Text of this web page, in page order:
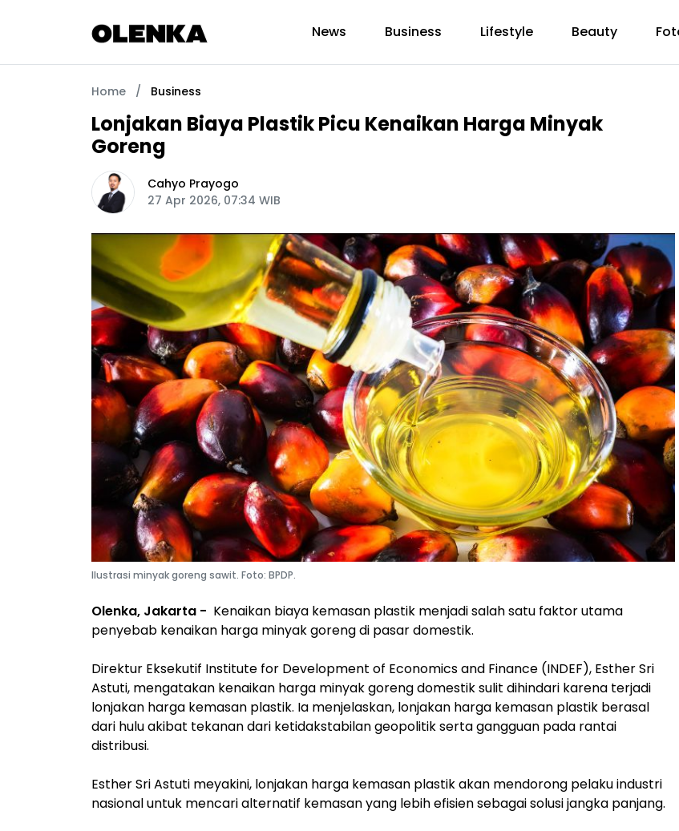
News Business Lifestyle Beauty
Home / Business
Lonjakan Biaya Plastik Picu Kenaikan Harga Minyak
Goreng
Cahyo Prayogo
27 Apr 2026, 07:34 WIB
Ilustrasi minyak goreng sawit. Foto: BPDP.
Olenka, Jakarta - Kenaikan biaya kemasan plastik menjadi salah satu faktor utama
penyebab kenaikan harga minyak goreng di pasar domestik.
Direktur Eksekutif Institute for Development of Economics and Finance (INDEF), Esther Sri
Astuti, mengatakan kenaikan harga minyak goreng domestik sulit dihindari karena terjadi
lonjakan harga kemasan plastik. Ia menjelaskan, lonjakan harga kemasan plastik berasal
dari hulu akibat tekanan dari ketidakstabilan geopolitik serta gangguan pada rantai
distribusi.
Esther Sri Astuti meyakini, lonjakan harga kemasan plastik akan mendorong pelaku industri
nasional untuk mencari alternatif kemasan yang lebih efisien sebagai solusi jangka panjang.